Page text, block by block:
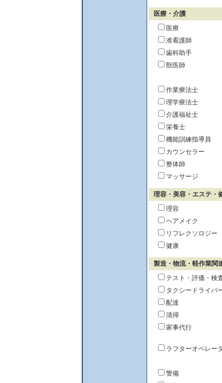
医療・介護
医療
准看護師
歯科助手
獣医師
作業療法士
理学療法士
介護福祉士
栄養士
機能訓練指導員
カウンセラー
整体師
マッサージ
理容・美容・エステ・
理容
ヘアメイク
リフレクソロジー
健康
製造・物流・軽作業関
テスト・評価・検
タクシードライバ
配達
清掃
家事代行
ラフターオペレー
警備